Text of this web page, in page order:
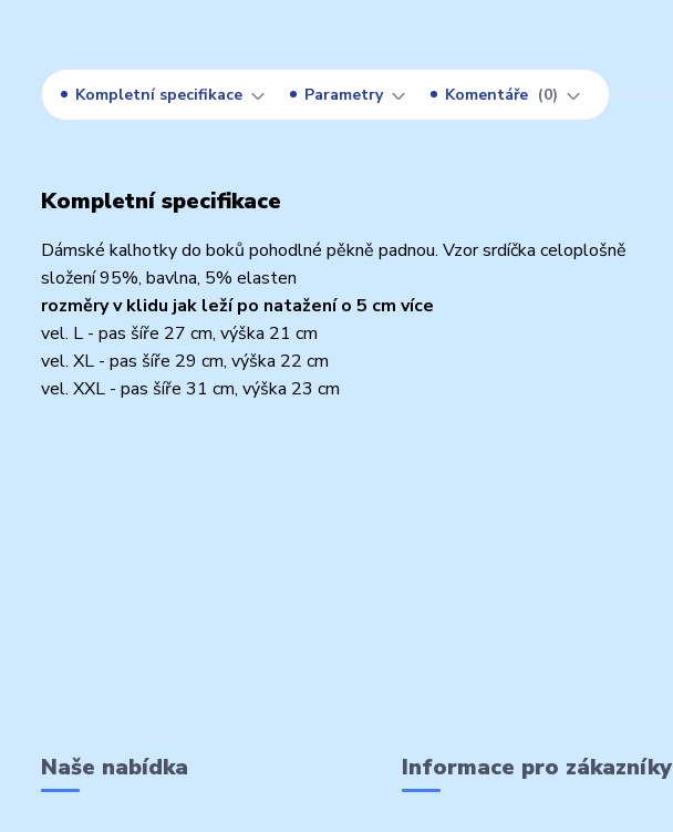
Kompletní specifikace Parametry Komentáře 0
Kompletní specifikace
Dámské kalhotky do boků pohodlné pěkně padnou. Vzor srdíčka celoplošně
složení 95%, bavlna, 5% elasten
rozměry v klidu jak leží po natažení o 5 cm více
vel. L - pas šíře 27 cm, výška 21 cm
vel. XL - pas šíře 29 cm, výška 22 cm
vel. XXL - pas šíře 31 cm, výška 23 cm
Naše nabídka Informace pro zákazníky